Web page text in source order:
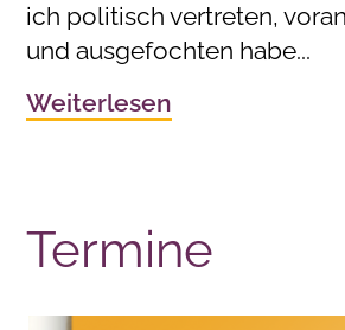
ich politisch vertreten,
und ausgefochten habe...
Weiterlesen
Termine